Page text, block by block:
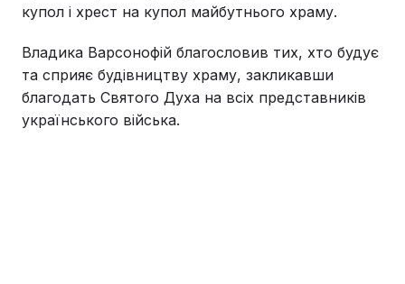
купол і хрест на купол майбутнього храму.
Владика Варсонофій благословив тих, хто будує
та сприяє будівництву храму, закликавши
благодать Святого Духа на всіх представників
українського війська.